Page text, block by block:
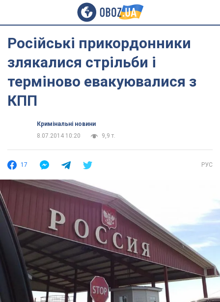
Російські прикордонники
злякалися стрільби і
терміново евакуювалися з
КПП
Кримінальні новини
8.07.2014 10:20
9,9 т.
17 РУС